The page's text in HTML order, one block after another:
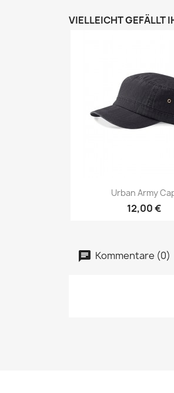
VIELLEICHT GEFÄLLT
Vorschau
Urban Army
12,00 €
Kommentare (0)